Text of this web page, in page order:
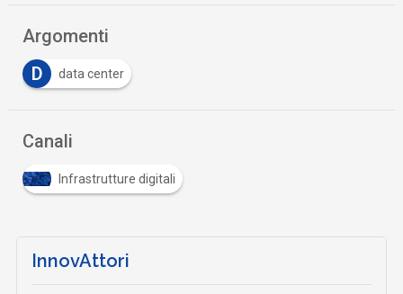
Argomenti
D
data center
Canali
Infrastrutture digitali
InnovAttori